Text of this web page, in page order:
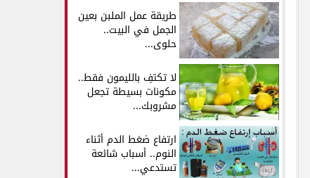
طريقة عمل الملبن بعين
الجمل في البيت..
حلوى...
لا تكتفِ بالليمون فقط..
مكونات بسيطة تجعل
مشروبك...
ارتفاع ضغط الدم أثناء
النوم.. أسباب شائعة
تستدعي...